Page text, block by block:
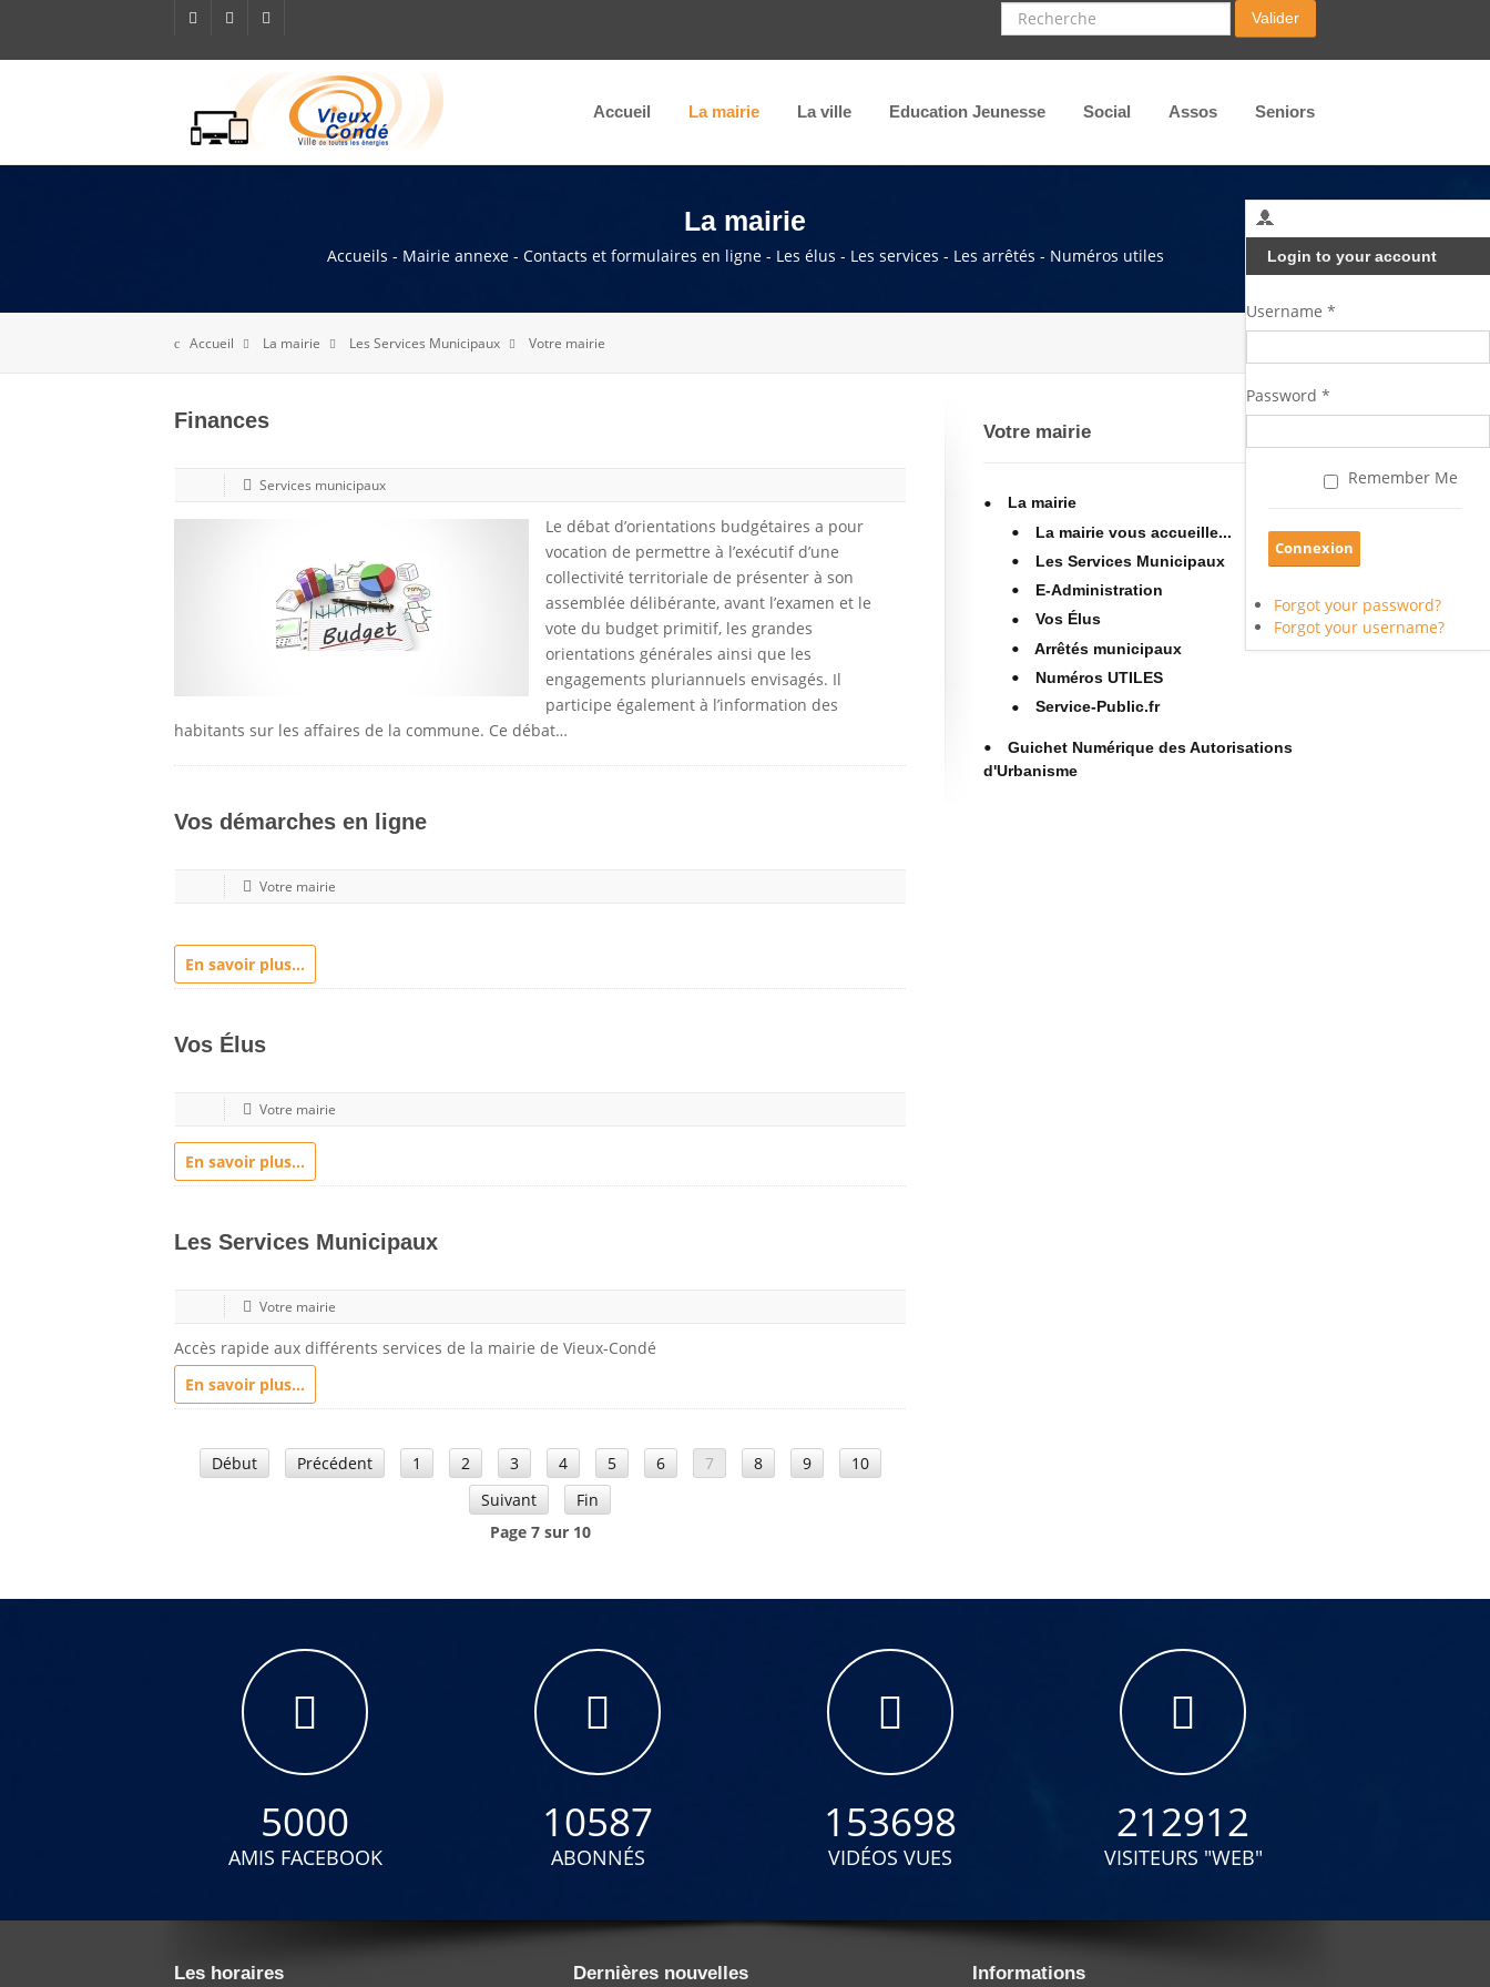
Recherche Valider
Accueil La mairie La ville Education Jeunesse Social Assos Seniors
Login to your account
Username *
Password *
Remember Me
Forgot your password?
Forgot your username?
La mairie
Accueils - Mairie annexe - Contacts et formulaires en ligne - Les élus - Les services - Les arrêtés - Numéros utiles
Accueil La mairie Les Services Municipaux Votre mairie
Finances
Services municipaux
Le débat d’orientations budgétaires a pour
vocation de permettre à l’exécutif d’une
collectivité territoriale de présenter à son
assemblée délibérante, avant l’examen et le
vote du budget primitif, les grandes
orientations générales ainsi que les
engagements pluriannuels envisagés. Il
participe également à l’information des
habitants sur les affaires de la commune. Ce débat…
Vos démarches en ligne
Votre mairie
En savoir plus...
Vos Élus
Votre mairie
En savoir plus...
Les Services Municipaux
Votre mairie
Accès rapide aux différents services de la mairie de Vieux-Condé
En savoir plus...
Début Précédent 1 2 3 4 5 6 7 8 9
10
Suivant
Fin
Page 7 sur 10
Votre mairie
La mairie
La mairie vous accueille...
Les Services Municipaux
E-Administration
Vos Élus
Arrêtés municipaux
Numéros UTILES
Service-Public.fr
Guichet Numérique des Autorisations
d'Urbanisme
5000
AMIS FACEBOOK
10587
ABONNÉS
153698
VIDÉOS VUES
212912
VISITEURS "WEB"
Les horaires Dernières nouvelles Informations